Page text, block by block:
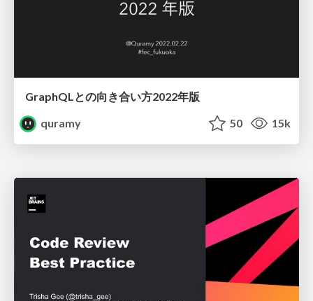
GraphQLとの向き合い方2022年版
quramy
50 15k